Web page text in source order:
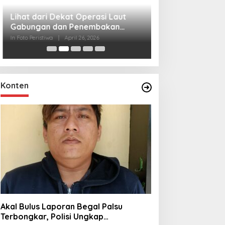
Konten
Akal Bulus Laporan Begal Palsu
Terbongkar, Polisi Ungkap